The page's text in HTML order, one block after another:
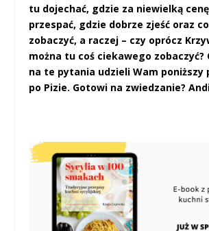
tu dojechać, gdzie za niewielką
przespać, gdzie dobrze zjeść oraz
zobaczyć, a raczej – czy oprócz
można tu coś ciekawego zobaczyć?
na te pytania udzieli Wam poniższy
po Pizie. Gotowi na zwiedzanie?